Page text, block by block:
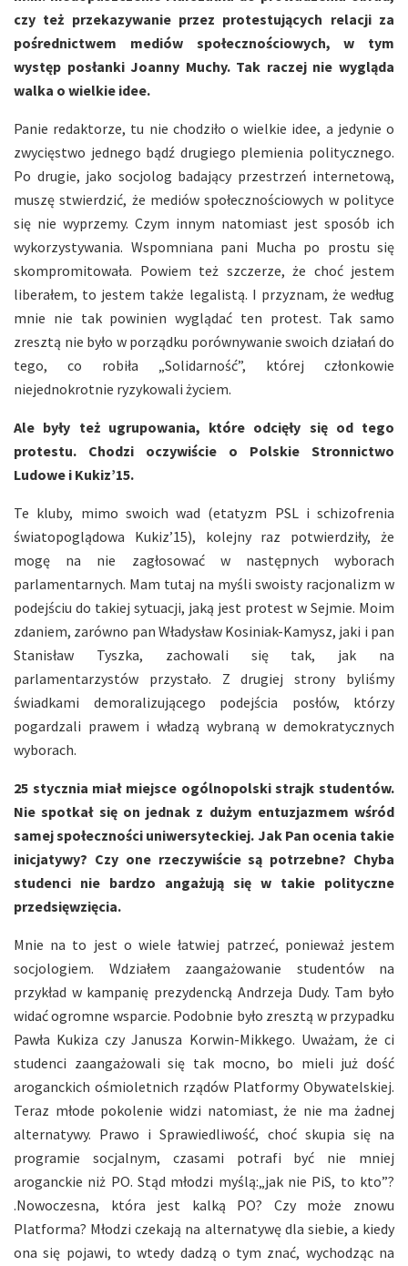
czy też przekazywanie przez protestujących relacji za
pośrednictwem mediów społecznościowych, w tym
występ posłanki Joanny Muchy. Tak raczej nie wygląda
walka o wielkie idee.
Panie redaktorze, tu nie chodziło o wielkie idee, a jedynie o
zwycięstwo jednego bądź drugiego plemienia politycznego.
Po drugie, jako socjolog badający przestrzeń internetową,
muszę stwierdzić, że mediów społecznościowych w polityce
się nie wyprzemy. Czym innym natomiast jest sposób ich
wykorzystywania. Wspomniana pani Mucha po prostu się
skompromitowała. Powiem też szczerze, że choć jestem
liberałem, to jestem także legalistą. I przyznam, że według
mnie nie tak powinien wyglądać ten protest. Tak samo
zresztą nie było w porządku porównywanie swoich działań do
tego, co robiła „Solidarność”, której członkowie
niejednokrotnie ryzykowali życiem.
Ale były też ugrupowania, które odcięły się od tego
protestu. Chodzi oczywiście o Polskie Stronnictwo
Ludowe i Kukiz’15.
Te kluby, mimo swoich wad (etatyzm PSL i schizofrenia
światopoglądowa Kukiz’15), kolejny raz potwierdziły, że
mogę na nie zagłosować w następnych wyborach
parlamentarnych. Mam tutaj na myśli swoisty racjonalizm w
podejściu do takiej sytuacji, jaką jest protest w Sejmie. Moim
zdaniem, zarówno pan Władysław Kosiniak-Kamysz, jaki i pan
Stanisław Tyszka, zachowali się tak, jak na
parlamentarzystów przystało. Z drugiej strony byliśmy
świadkami demoralizującego podejścia posłów, którzy
pogardzali prawem i władzą wybraną w demokratycznych
wyborach.
25 stycznia miał miejsce ogólnopolski strajk studentów.
Nie spotkał się on jednak z dużym entuzjazmem wśród
samej społeczności uniwersyteckiej. Jak Pan ocenia takie
inicjatywy? Czy one rzeczywiście są potrzebne? Chyba
studenci nie bardzo angażują się w takie polityczne
przedsięwzięcia.
Mnie na to jest o wiele łatwiej patrzeć, ponieważ jestem
socjologiem. Wdziałem zaangażowanie studentów na
przykład w kampanię prezydencką Andrzeja Dudy. Tam było
widać ogromne wsparcie. Podobnie było zresztą w przypadku
Pawła Kukiza czy Janusza Korwin-Mikkego. Uważam, że ci
studenci zaangażowali się tak mocno, bo mieli już dość
aroganckich ośmioletnich rządów Platformy Obywatelskiej.
Teraz młode pokolenie widzi natomiast, że nie ma żadnej
alternatywy. Prawo i Sprawiedliwość, choć skupia się na
programie socjalnym, czasami potrafi być nie mniej
aroganckie niż PO. Stąd młodzi myślą:„jak nie PiS, to kto”?
.Nowoczesna, która jest kalką PO? Czy może znowu
Platforma? Młodzi czekają na alternatywę dla siebie, a kiedy
ona się pojawi, to wtedy dadzą o tym znać, wychodząc na